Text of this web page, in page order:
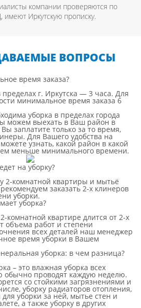
компании проверяются по
имеют Иркутскую прописку.
ВОПРОСЫ
время заказа?
г. Иркутска — 3 часа. Для
минимальное время заказа 6
уборка в пределах города
можем выехать в Ваш район в
заплатите только за то время,
Для Вашего удобства на
узнать, какой район в какой
меньше минимального времени.
на уборку?
2-комнатной квартиры и мытьё
заказать 2-х клинеров
уборки.
уборка?
комнатной квартире длится от 2-х
объема работ и степени
всех деталей наш менеджер
время уборки в Вашем
уборка: в чем разница?
– это влажная уборка всех
обычно проводят каждую неделю.
со стойкими загрязнениями и
уборку радиаторов отопления,
уборки за ней, мытье стен и
а также уборку в других